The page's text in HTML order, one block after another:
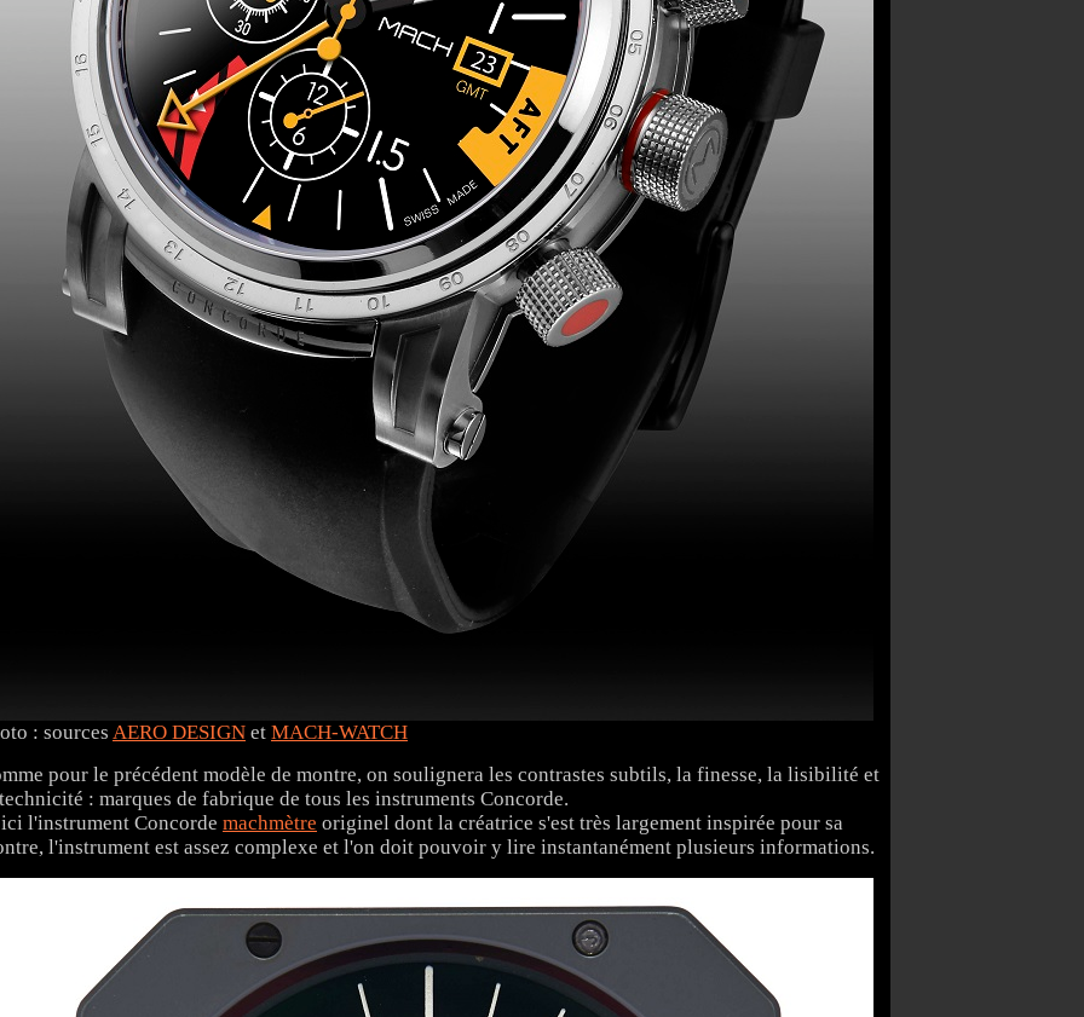
: sources AERO DESIGN et MACH-WATCH
pour le précédent modèle de montre, on soulignera les contrastes subtils, la finesse, la lisibilité et
: marques de fabrique de tous les instruments Concorde.
l'instrument Concorde machmètre originel dont la créatrice s'est très largement inspirée pour sa
l'instrument est assez complexe et l'on doit pouvoir y lire instantanément plusieurs informations.